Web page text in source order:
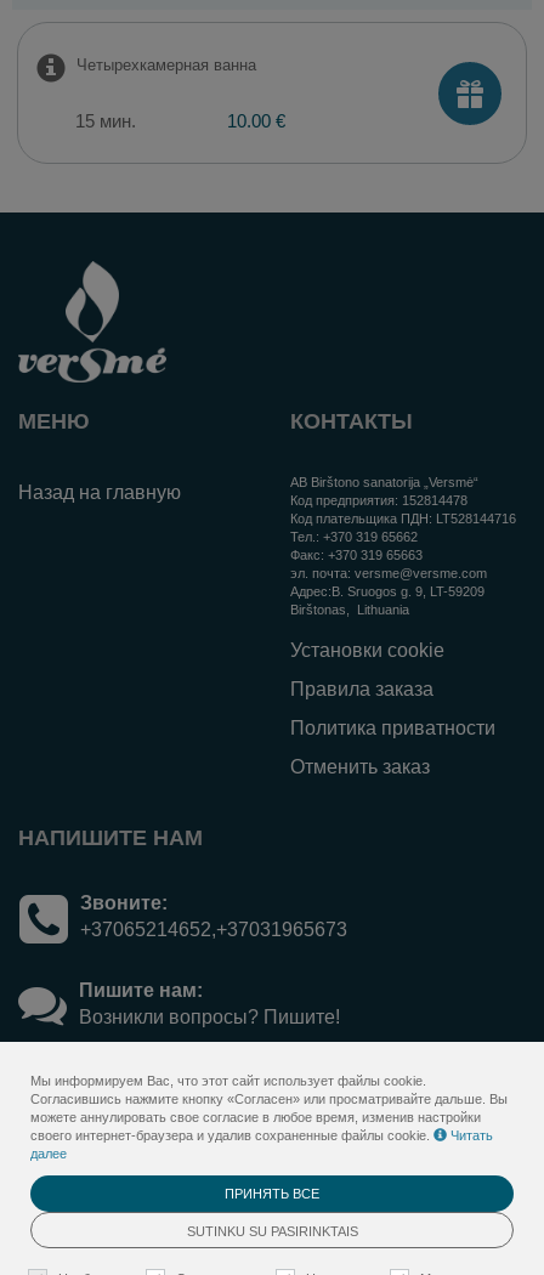
Четырехкамерная ванна
15 мин. 10.00 €
МЕНЮ
Назад на главную
КОНТАКТЫ
AB Birštono sanatorija „Versmė“
Код предприятия: 152814478
Код плательщика ПДН: LT528144716
Тел.: +370 319 65662
Факс: +370 319 65663
эл. почта: versme@versme.com
Aдрес:B. Sruogos g. 9, LT-59209
Birštonas , Lithuania
Установки cookie
Правила заказа
Политика приватности
Отменить заказ
НАПИШИТЕ НАМ
Звоните:
+37065214652,+37031965673
Пишите нам:
Возникли вопросы? Пишите!
© 2026Sanatorija Versmė - gift voucher&nbsp;
<span>online</span> system. Все права защищены
BookingRobot 2.0
Мы информируем Вас, что этот сайт использует файлы cookie.
Согласившись нажмите кнопку «Согласен» или просматривайте дальше. Вы
можете аннулировать свое согласие в любое время, изменив настройки
своего интернет-браузера и удалив сохраненные файлы cookie.
Читать
далее
ПРИНЯТЬ ВСЕ
SUTINKU SU PASIRINKTAIS